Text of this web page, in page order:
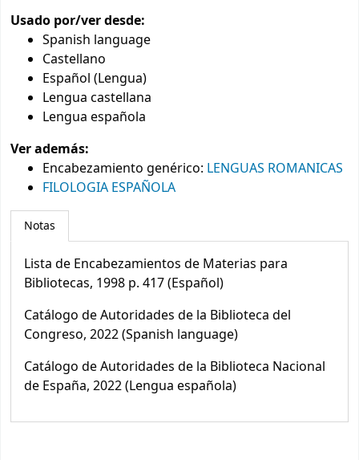
Usado por/ver desde:
Spanish language
Castellano
Español (Lengua)
Lengua castellana
Lengua española
Ver además:
Encabezamiento genérico: LENGUAS ROMANICAS
FILOLOGIA ESPAÑOLA
Notas
Lista de Encabezamientos de Materias para
Bibliotecas, 1998 p. 417 (Español)
Catálogo de Autoridades de la Biblioteca del
Congreso, 2022 (Spanish language)
Catálogo de Autoridades de la Biblioteca Nacional
de España, 2022 (Lengua española)